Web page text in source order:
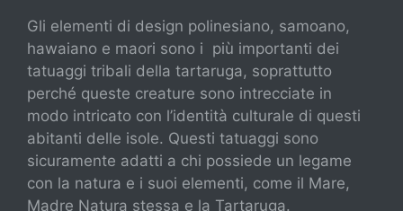
Gli elementi di design polinesiano, samoano,
hawaiano e maori sono i più importanti dei
tatuaggi tribali della tartaruga, soprattutto
perché queste creature sono intrecciate in
modo intricato con l’identità culturale di questi
abitanti delle isole. Questi tatuaggi sono
sicuramente adatti a chi possiede un legame
con la natura e i suoi elementi, come il Mare,
Madre Natura stessa e la Tartaruga.